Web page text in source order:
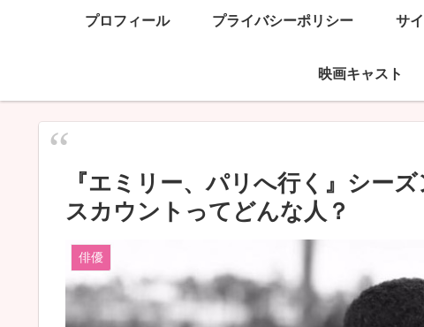
プロフィール プライバシーポリシー サ
映画キャスト
『エミリー、パリへ行く』シー
スカウントってどんな人？
俳優